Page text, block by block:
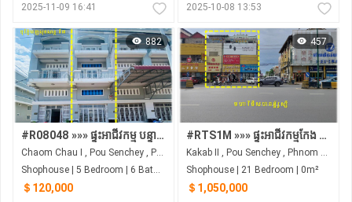
2025-11-09 16:41 2025-10-08 13:53
882
#R08048 »»» ផ្ទះអាជីវកម្ម បន្ទាប់កែង សល់មុខផ្ទះវែង ជាប់ផ្លូវរដ្ឋ ១៦ម បុរីភ្នំពេញសុខសាន្ត គម្រោង៧ នៅទួលពង្រ​ សម្រាប់លក់
Chaom Chau I , Pou Senchey , Phnom Penh
Shophouse | 5 Bedroom | 6 Bathroom | 0m²
＄120,000
457
#RTS1M »»» ផ្ទះអាជីវកម្មកែង ៣ល្វែងជាប់គ្នា ទល់មុខអតីតព្រលានយន្តហោះពោធិ៍ចិនតុង ជាប់ផ្លូវសហពន្ធ័រូស្សី មានចំណូលស្រាប់ សម្រាប់លក់
Kakab II​​​ , Pou Senchey , Phnom Penh
Shophouse | 21 Bedroom | 0m²
＄1,050,000